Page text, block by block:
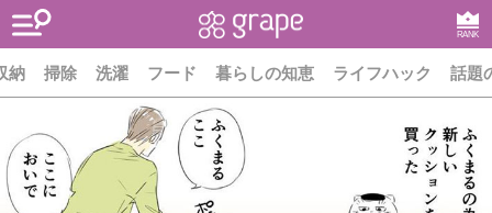
RANK
納 掃除 洗濯 フード 暮らしの知恵 ライフハック 話題